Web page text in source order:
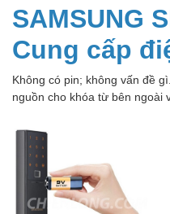
SAMSUNG
Cung cấp
Không có pin; không vấn đề
nguồn cho khóa từ bên ngoài